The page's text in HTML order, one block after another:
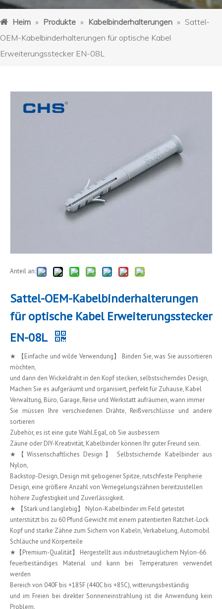
Heim » Produkte » Kabelbinderhalterungen » Sattel-
OEM-Kabelbinderhalterungen für optische Kabel
Erweiterungsstecker EN-08L
Anteil an:
Sattel-OEM-Kabelbinderhalterungen
für optische Kabel Erweiterungsstecker
EN-08L
★ 【Einfache und wilde Verwendung】 Binden Sie, was Sie aussortieren
möchten,
und dann den Wickeldraht in den Kopf stecken, selbstsicherndes Design,
Machen Sie es aufgeräumt und organisiert, perfekt für Zuhause, Kabel
Verwaltung, Büro, Garage, Reise und Werkstatt aufräumen, wann immer
Sie müssen Ihre verschiedenen Drähte, Reißverschlüsse und andere
sortieren
Zubehör, es ist eine gute Wahl.Egal, ob Sie ausbessern
Zäune oder DIY-Kreativität, Kabelbinder können Ihr guter Freund sein.
★【Wissenschaftliches Design】 Selbstsichernde Kabelbinder aus
Nylon,
Backstop-Design, Design mit gebogener Spitze, rutschfeste Peripherie
Design, eine größere Anzahl von Verriegelungszähnen bereitzustellen
höhere Zugfestigkeit und Zuverlässigkeit.
★ 【Stark und langlebig】 Nylon-Kabelbinder im Feld getestet
unterstützt bis zu 60 Pfund Gewicht mit einem patentierten Ratchet-Lock
Kopf und starke Zähne zum Sichern von Kabeln, Verkabelung, Automobil
Schläuche und Körperteile
★【Premium-Qualität】 Hergestellt aus industrietauglichem Nylon-66
feuerbeständiges Material und kann bei Temperaturen verwendet
werden
Bereich von 040F bis +185F (440C bis +85C), witterungsbeständig
und im Freien bei direkter Sonneneinstrahlung ist die Anwendung kein
Problem.